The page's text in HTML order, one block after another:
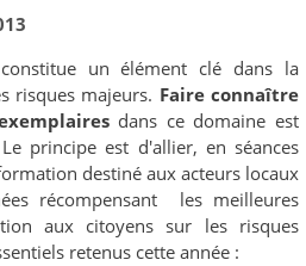
un élément clé dans la
risques majeurs. Faire connaître
dans ce domaine est
principe est d'allier, en séances
destiné aux acteurs locaux
récompensant les meilleures
aux citoyens sur les risques
retenus cette année :